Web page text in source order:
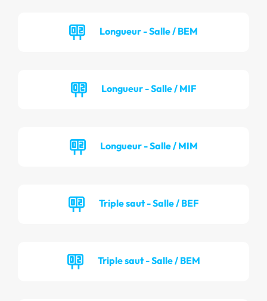
Longueur - Salle / BEM
Longueur - Salle / MIF
Longueur - Salle / MIM
Triple saut - Salle / BEF
Triple saut - Salle / BEM